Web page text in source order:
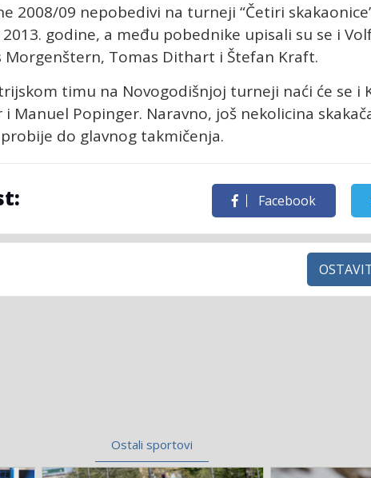
2008/09 nepobedivi na turneji “Četiri
godine, a među pobednike upisali su se i
Morgenštern, Tomas Dithart i Štefan Kraft.
timu na Novogodišnjoj turneji naći će se i
Manuel Popinger. Naravno, još nekolicina
do glavnog takmičenja.
Facebook
Ostali sportovi